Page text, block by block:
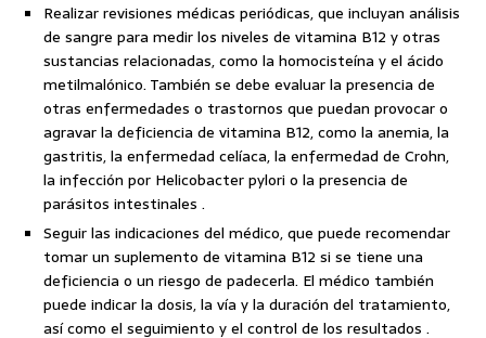
Realizar revisiones médicas periódicas, que incluyan análisis
de sangre para medir los niveles de vitamina B12 y otras
sustancias relacionadas, como la homocisteína y el ácido
metilmalónico. También se debe evaluar la presencia de
otras enfermedades o trastornos que puedan provocar o
agravar la deficiencia de vitamina B12, como la anemia, la
gastritis, la enfermedad celíaca, la enfermedad de Crohn,
la infección por Helicobacter pylori o la presencia de
parásitos intestinales .
Seguir las indicaciones del médico, que puede recomendar
tomar un suplemento de vitamina B12 si se tiene una
deficiencia o un riesgo de padecerla. El médico también
puede indicar la dosis, la vía y la duración del tratamiento,
así como el seguimiento y el control de los resultados .